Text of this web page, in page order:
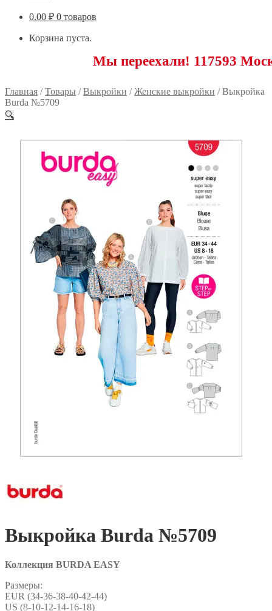
0.00 ₽ 0 товаров
Корзина пуста.
Мы переехали! 117593 Москва,
Главная /Товары /Выкройки /Женские выкройки /Выкройка
Burda №5709
🔍
Выкройка Burda №5709
Коллекция BURDA EASY
Размеры:
EUR (34-36-38-40-42-44)
US (8-10-12-14-16-18)